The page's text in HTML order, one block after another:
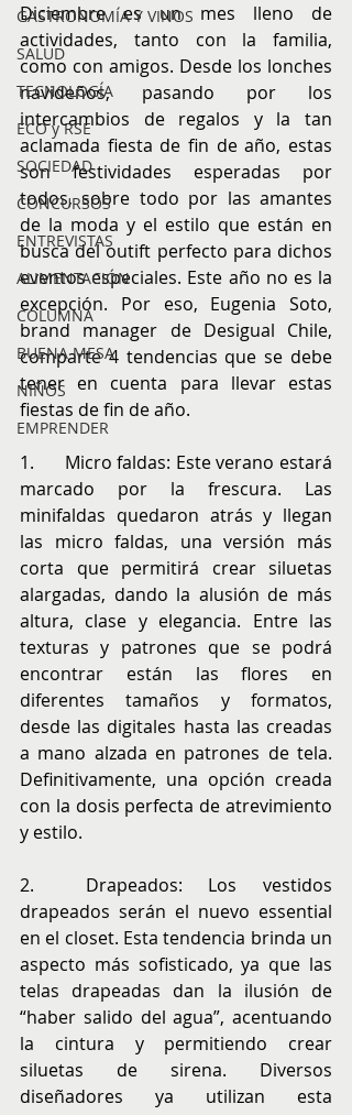
GASTRONOMÍA Y VINOS
SALUD
TECNOLOGÍA
ECO y RSE
SOCIEDAD
CONCURSOS
ENTREVISTAS
ALIMENTACIÓN
COLUMNA
BUENA MESA
NIÑOS
EMPRENDER
Diciembre es un mes lleno de
actividades, tanto con la familia,
como con amigos. Desde los lonches
navideños, pasando por los
intercambios de regalos y la tan
aclamada fiesta de fin de año, estas
son festividades esperadas por
todos, sobre todo por las amantes
de la moda y el estilo que están en
busca del outift perfecto para dichos
eventos especiales. Este año no es la
excepción. Por eso, Eugenia Soto,
brand manager de Desigual Chile,
comparte 4 tendencias que se debe
tener en cuenta para llevar estas
fiestas de fin de año.
1.	Micro faldas: Este verano estará
marcado por la frescura. Las
minifaldas quedaron atrás y llegan
las micro faldas, una versión más
corta que permitirá crear siluetas
alargadas, dando la alusión de más
altura, clase y elegancia. Entre las
texturas y patrones que se podrá
encontrar están las flores en
diferentes tamaños y formatos,
desde las digitales hasta las creadas
a mano alzada en patrones de tela.
Definitivamente, una opción creada
con la dosis perfecta de atrevimiento
y estilo.
2.	Drapeados: Los vestidos
drapeados serán el nuevo essential
en el closet. Esta tendencia brinda un
aspecto más sofisticado, ya que las
telas drapeadas dan la ilusión de
“haber salido del agua”, acentuando
la cintura y permitiendo crear
siluetas de sirena. Diversos
diseñadores ya utilizan esta